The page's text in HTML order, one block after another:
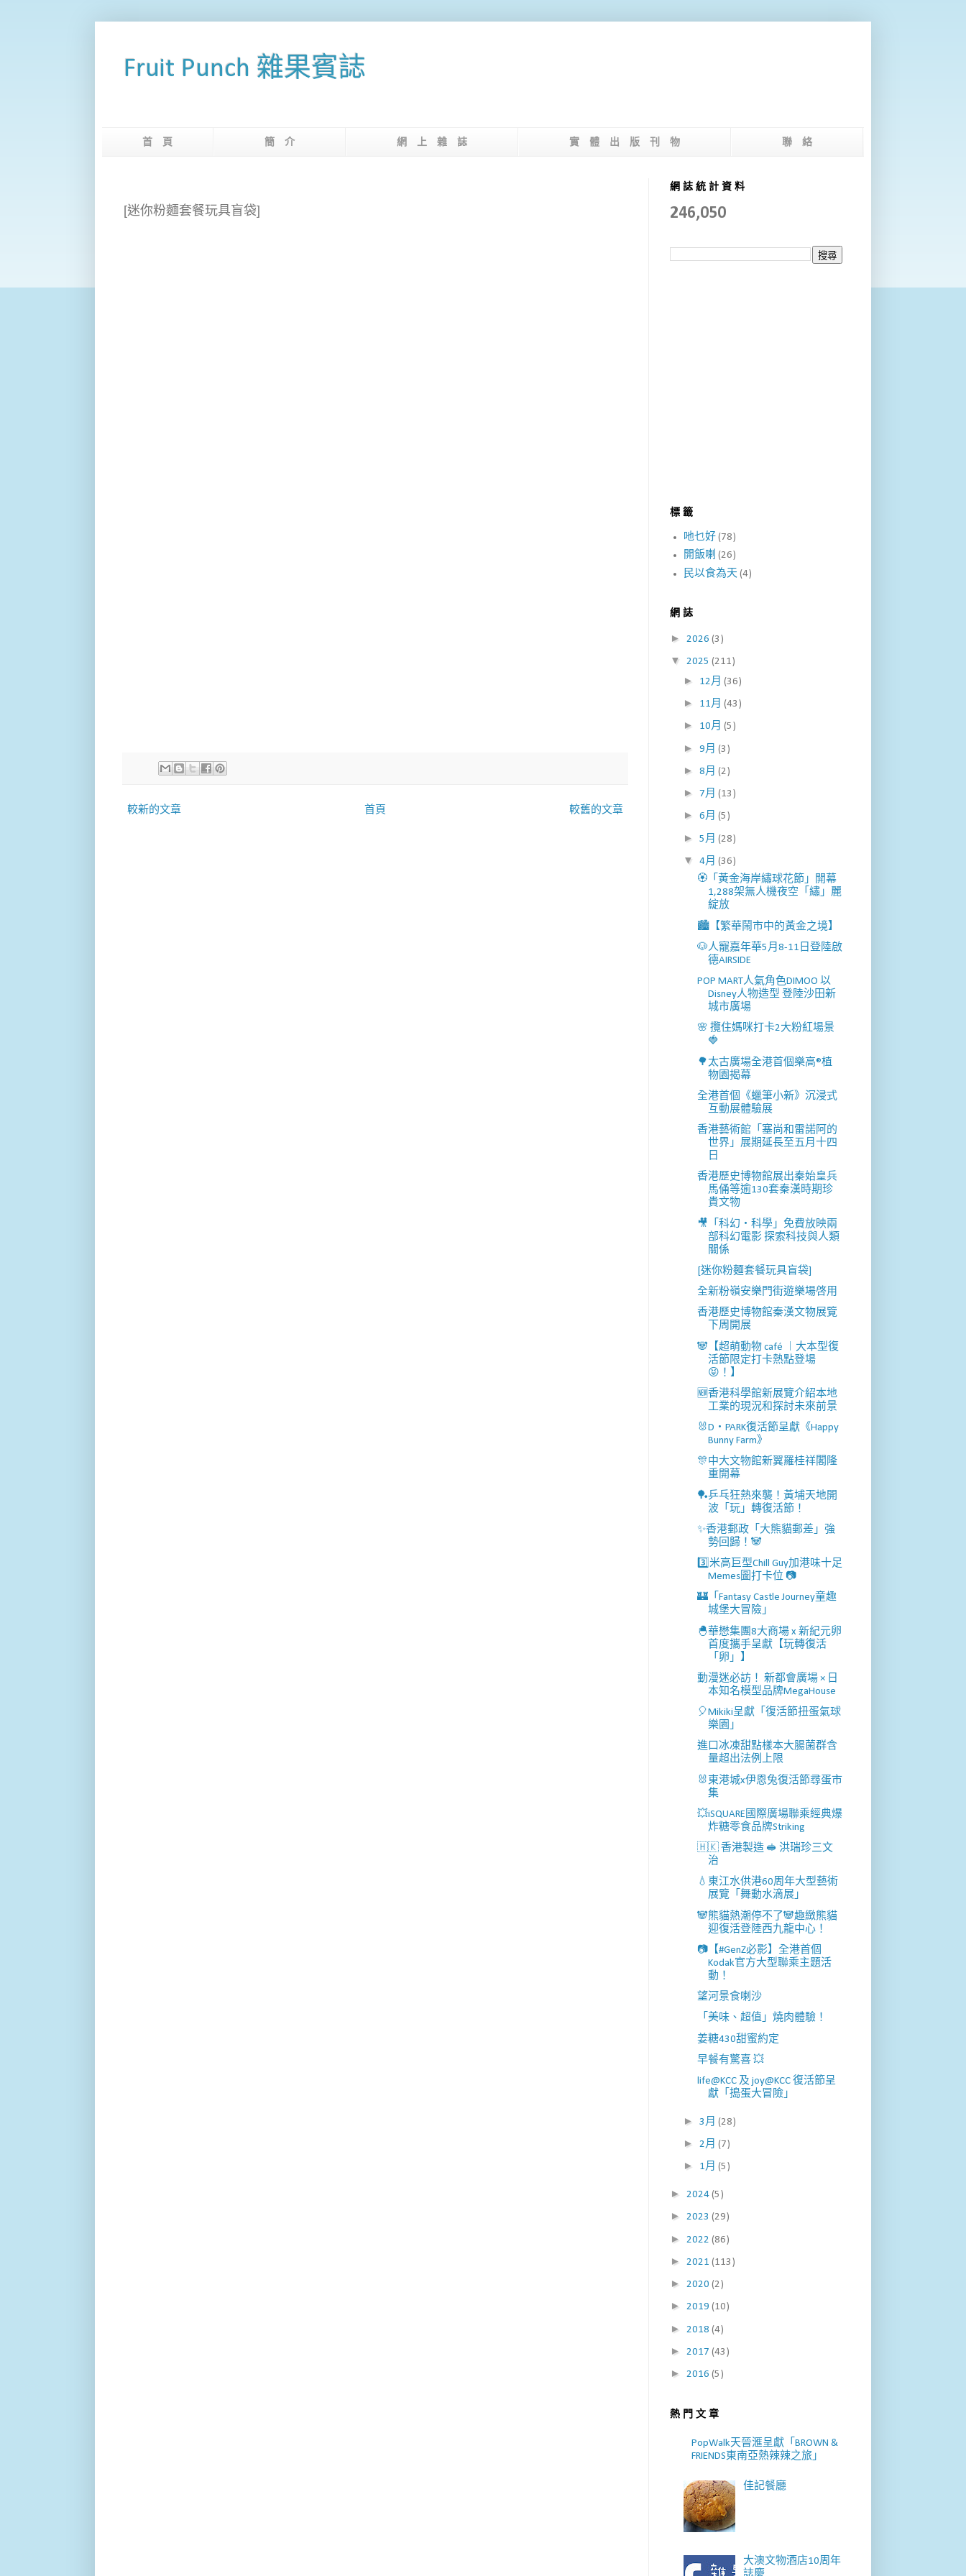
Fruit Punch 雜果賓誌
首 頁 簡 介 網 上 雜 誌 實 體 出 版 刊 物 聯 絡
[迷你粉麵套餐玩具盲袋]
較新的文章 較舊的文章
首頁
網 誌 統 計 資 料
246,050
標 籤
吔乜好 (78)
開飯喇 (26)
民以食為天 (4)
網 誌
► 2026 (3)
▼ 2025 (211)
► 12月 (36)
► 11月 (43)
► 10月 (5)
► 9月 (3)
► 8月 (2)
► 7月 (13)
► 6月 (5)
► 5月 (28)
▼ 4月 (36)
🏵️「黃金海岸繡球花節」開幕
1,288架無人機夜空「繡」麗
綻放
🏙️【繁華鬧市中的黃金之境】
🐶人寵嘉年華5月8-11日登陸啟
德AIRSIDE
POP MART人氣角色DIMOO 以
Disney人物造型 登陸沙田新
城市廣場
🌸 攬住媽咪打卡2大粉紅場景
🍓
🌳太古廣場全港首個樂高®植
物園揭幕
全港首個《蠟筆小新》沉浸式
互動展體驗展
香港藝術館「塞尚和雷諾阿的
世界」展期延長至五月十四
日
香港歷史博物館展出秦始皇兵
馬俑等逾130套秦漢時期珍
貴文物
🎥「科幻‧科學」免費放映兩
部科幻電影 探索科技與人類
關係
[迷你粉麵套餐玩具盲袋]
全新粉嶺安樂門街遊樂場啓用
香港歷史博物館秦漢文物展覽
下周開展
🐼【超萌動物 café ︱大本型復
活節限定打卡熱點登場
😝！】
🆕香港科學館新展覽介紹本地
工業的現況和探討未來前景
🐰D‧PARK復活節呈獻《Happy
Bunny Farm》
🎊中大文物館新翼羅桂祥閣隆
重開幕
🏓乒乓狂熱來襲！黃埔天地開
波「玩」轉復活節！
✨香港郵政「大熊貓郵差」強
勢回歸！🐼
3️⃣米高巨型Chill Guy加港味十足
Memes圖打卡位 📷
🏰「Fantasy Castle Journey童趣
城堡大冒險」
🐣華懋集團8大商場 x 新紀元卵
首度攜手呈獻【玩轉復活
「卵」】
動漫迷必訪！ 新都會廣場 × 日
本知名模型品牌MegaHouse
🎈Mikiki呈獻「復活節扭蛋氣球
樂園」
進口冰凍甜點樣本大腸菌群含
量超出法例上限
🐰東港城x伊恩兔復活節尋蛋市
集
💥iSQUARE國際廣場聯乘經典爆
炸糖零食品牌Striking
🇭🇰 香港製造 🥪 洪瑞珍三文
治
💧東江水供港60周年大型藝術
展覽「舞動水滴展」
🐼熊貓熱潮停不了🐼趣緻熊貓
迎復活登陸西九龍中心！
📷【#GenZ必影】全港首個
Kodak官方大型聯乘主題活
動！
望河景食喇沙
「美味、超值」燒肉體驗！
姜糖430甜蜜約定
早餐有驚喜 💥
life@KCC 及 joy@KCC 復活節呈
獻「搗蛋大冒險」
► 3月 (28)
► 2月 (7)
► 1月 (5)
► 2024 (5)
► 2023 (29)
► 2022 (86)
► 2021 (113)
► 2020 (2)
► 2019 (10)
► 2018 (4)
► 2017 (43)
► 2016 (5)
熱 門 文 章
PopWalk天晉滙呈獻「BROWN &
FRIENDS東南亞熱辣辣之旅」
佳記餐廳
大澳文物酒店10周年